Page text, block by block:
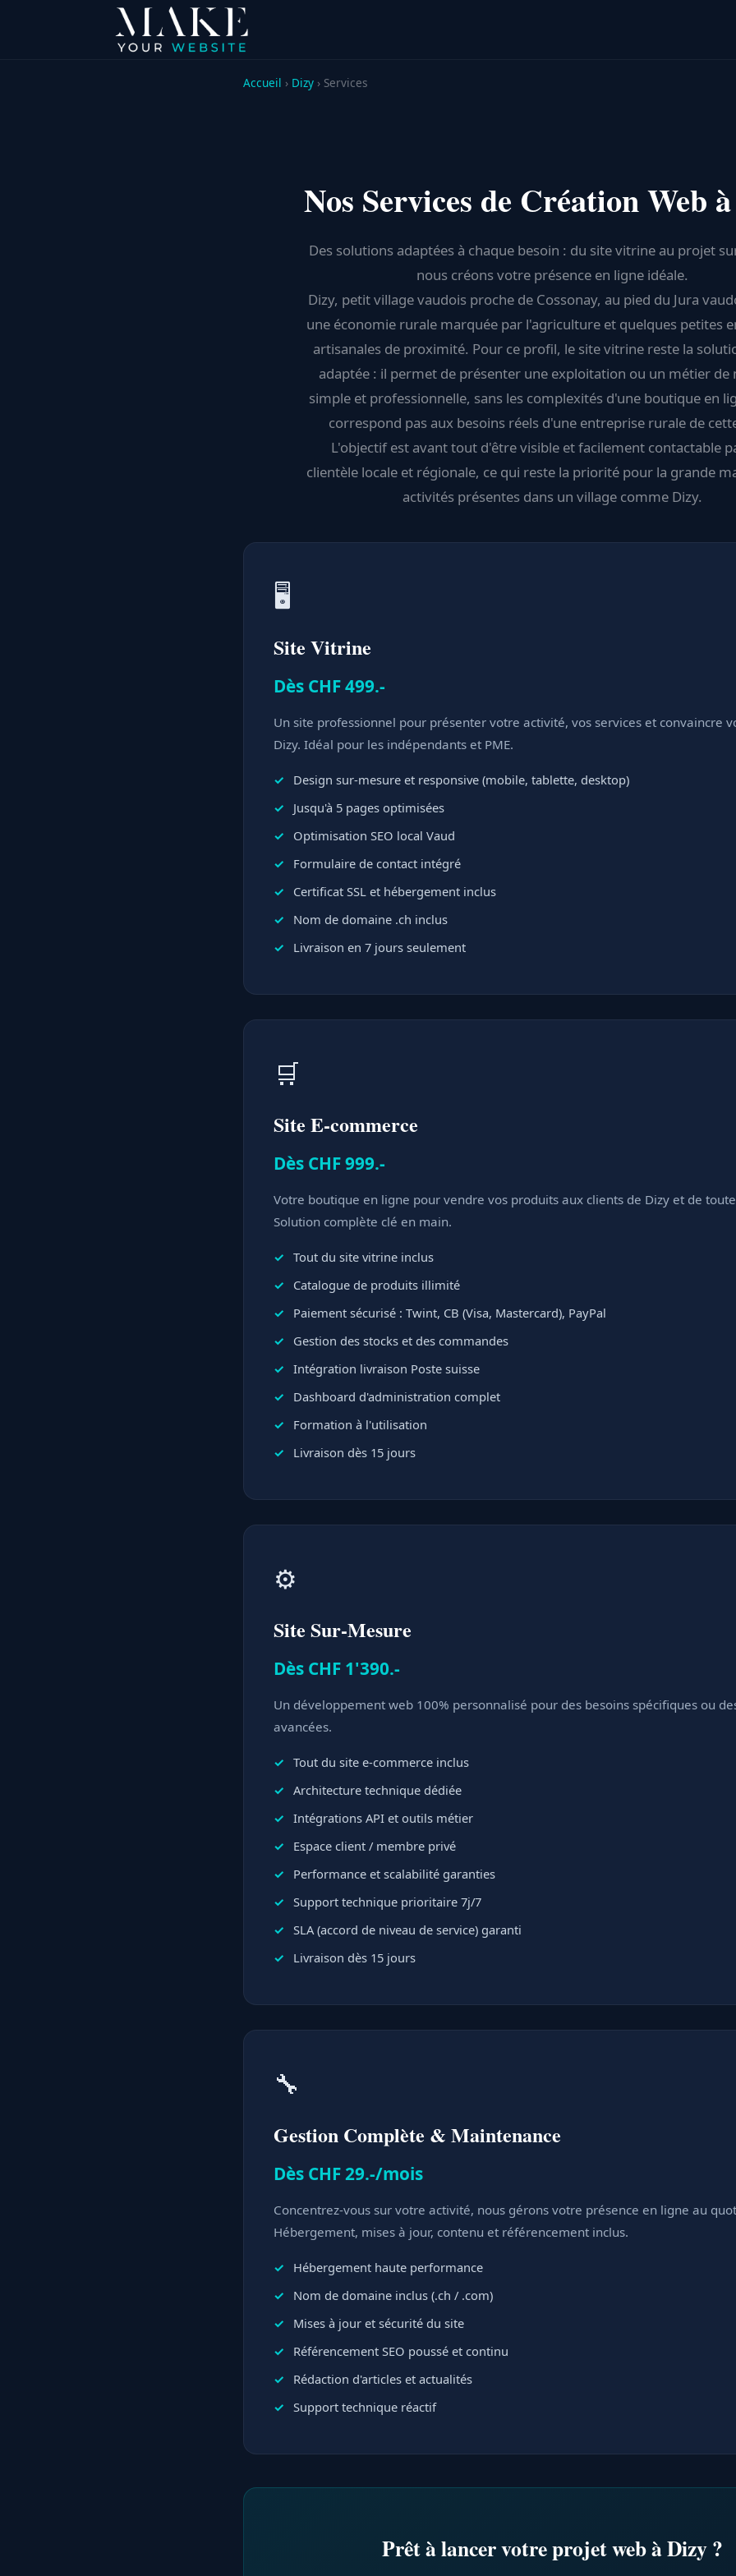
Accueil › Dizy › Services
Nos Services de Création Web
Des solutions adaptées à chaque besoin : du site vitrine au projet
nous créons votre présence en ligne idéale.
Dizy, petit village vaudois proche de Cossonay, au pied du Jura
une économie rurale marquée par l'agriculture et quelques petites
artisanales de proximité. Pour ce profil, le site vitrine reste la
adaptée : il permet de présenter une exploitation ou un métier de
simple et professionnelle, sans les complexités d'une boutique en
correspond pas aux besoins réels d'une entreprise rurale de
L'objectif est avant tout d'être visible et facilement contactable
clientèle locale et régionale, ce qui reste la priorité pour la grande
activités présentes dans un village comme Dizy.
🖥️
Site Vitrine
Dès CHF 499.-
Un site professionnel pour présenter votre activité, vos services et convaincre
Dizy. Idéal pour les indépendants et PME.
Design sur-mesure et responsive (mobile, tablette, desktop)
Jusqu'à 5 pages optimisées
Optimisation SEO local Vaud
Formulaire de contact intégré
Certificat SSL et hébergement inclus
Nom de domaine .ch inclus
Livraison en 7 jours seulement
🛒
Site E-commerce
Dès CHF 999.-
Votre boutique en ligne pour vendre vos produits aux clients de Dizy et de toute
Solution complète clé en main.
Tout du site vitrine inclus
Catalogue de produits illimité
Paiement sécurisé : Twint, CB (Visa, Mastercard), PayPal
Gestion des stocks et des commandes
Intégration livraison Poste suisse
Dashboard d'administration complet
Formation à l'utilisation
Livraison dès 15 jours
⚙️
Site Sur-Mesure
Dès CHF 1'390.-
Un développement web 100% personnalisé pour des besoins spécifiques ou
avancées.
Tout du site e-commerce inclus
Architecture technique dédiée
Intégrations API et outils métier
Espace client / membre privé
Performance et scalabilité garanties
Support technique prioritaire 7j/7
SLA (accord de niveau de service) garanti
Livraison dès 15 jours
🔧
Gestion Complète & Maintenance
Dès CHF 29.-/mois
Concentrez-vous sur votre activité, nous gérons votre présence en ligne au
Hébergement, mises à jour, contenu et référencement inclus.
Hébergement haute performance
Nom de domaine inclus (.ch / .com)
Mises à jour et sécurité du site
Référencement SEO poussé et continu
Rédaction d'articles et actualités
Support technique réactif
Prêt à lancer votre projet web à Dizy ?